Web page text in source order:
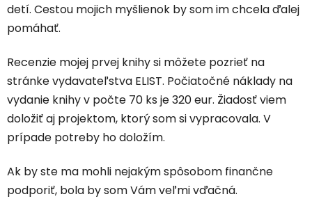
detí. Cestou mojich myšlienok by som im chcela ďalej
pomáhať.
Recenzie mojej prvej knihy si môžete pozrieť na
stránke vydavateľstva ELIST. Počiatočné náklady na
vydanie knihy v počte 70 ks je 320 eur. Žiadosť viem
doložiť aj projektom, ktorý som si vypracovala. V
prípade potreby ho doložím.
Ak by ste ma mohli nejakým spôsobom finančne
podporiť, bola by som Vám veľmi vďačná.